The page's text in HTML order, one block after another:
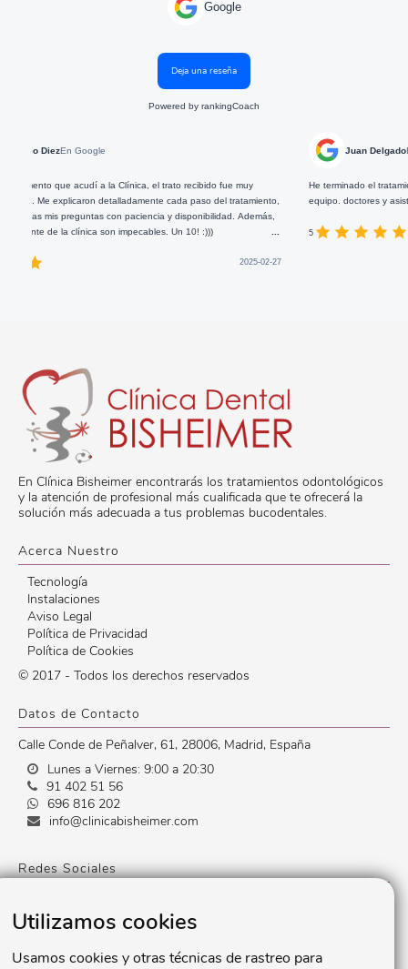
Utilizamos cookies
Usamos cookies y otras técnicas de rastreo para
Google
Deja una reseña
Powered by rankingCoach
a la Clínica, el trato recibido fue muy
detalladamente cada paso del tratamiento,
con paciencia y disponibilidad. Además,
son impecables. Un 10! :)))
...
Juan Delgado En Google
He terminado el tratamiento dental que
equipo. doctores y asistentes, ahora
En Clínica Bisheimer encontrarás los tratamientos odontológicos
y la atención de profesional más cualificada que te ofrecerá la
solución más adecuada a tus problemas bucodentales.
Acerca Nuestro
Tecnología
Instalaciones
Aviso Legal
Política de Privacidad
Política de Cookies
© 2017 - Todos los derechos reservados
Datos de Contacto
Calle Conde de Peñalver, 61, 28006, Madrid, España
Lunes a Viernes: 9:00 a 20:30
91 402 51 56
696 816 202
info@clinicabisheimer.com
Redes Sociales